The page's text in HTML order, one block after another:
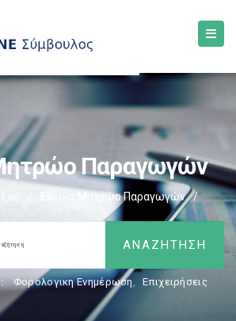
Παραγωγών
/ Εθνικό Μητρώο Παραγωγών /
Φορολογικη Ενημέρωση, Επιχειρήσεις